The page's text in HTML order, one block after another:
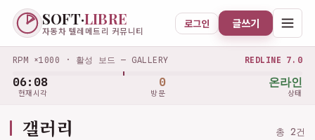
SOFT·LIBRE
자동차 텔레메트리 커뮤니티
로그인 글쓰기
RPM ×1000 · 활성 보드 — GALLERY REDLINE 7.0
06:08
현재시각
0
방문
온라인
상태
갤러리 총 2건